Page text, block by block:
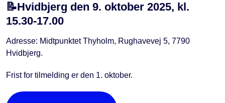
📝Hvidbjerg den 9. oktober 2025, kl.
15.30-17.00
Adresse: Midtpunktet Thyholm, Rughavevej 5, 7790
Hvidbjerg.
Frist for tilmelding er den 1. oktober.